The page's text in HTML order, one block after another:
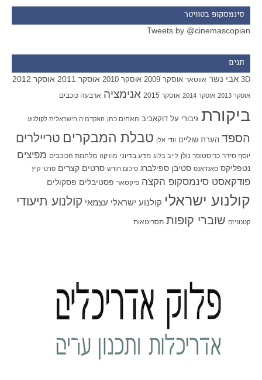
סינמסקופ בטוויטר
Tweets by @cinemascopian
תגים
3D אבי נשר אווטאר אוסקר 2009 אוסקר 2010 אוסקר 2011 אוסקר 2012
אוסקר 2013 אוסקר 2014 אוסקר 2015 אנימציה ארבעה כוכבים
ביקורת גיבורי על דוקאביב האחים כהן האקדמיה הישראלית לקולנוע
הספד הערת שוליים וודי אלן טבלת המבקרים טריילרים
יוסף סידר כריסטופר נולן לייב בלוג מדע בדיוני מוזיקה מלחמת הכוכבים מפיצים
נטפליקס סאנדאנס סטיבן ספילברג סיכום חודש סרטים קצרים סרטי קיץ
פודקאסט סינמסקופ הקצה פיקסאר פסטיבלים פסקולים
קולנוע ישראלי קולנוע ישראלי עצמאי קולנוע תיעודי
קטנוניזם שוברי קופות תסריטאות